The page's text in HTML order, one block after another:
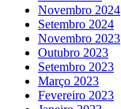
Novembro 2024
Setembro 2024
Novembro 2023
Outubro 2023
Setembro 2023
Março 2023
Fevereiro 2023